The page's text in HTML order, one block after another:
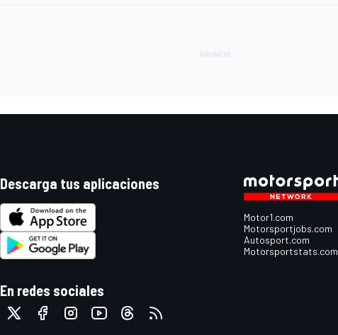
Descarga tus aplicaciones
En redes sociales
Motor1.com
Motorsportjobs.com
Autosport.com
Motorsportstats.com